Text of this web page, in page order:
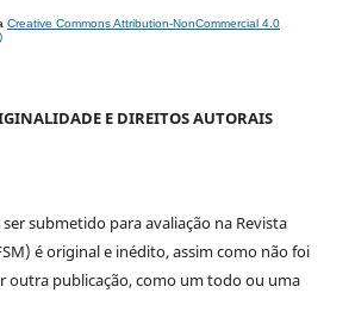
Creative Commons Attribution-NonCommercial 4.0
E DIREITOS AUTORAIS
submetido para avaliação na Revista
é original e inédito, assim como não foi
outra publicação, como um todo ou uma